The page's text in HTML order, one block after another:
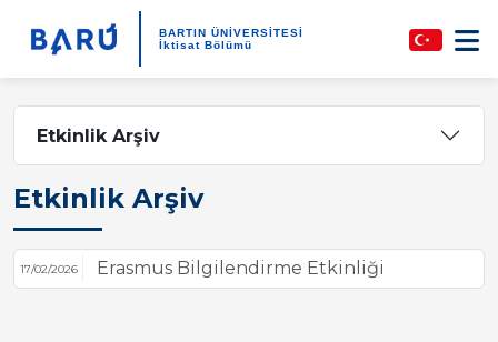
BARTIN ÜNİVERSİTESİ
İktisat Bölümü
Etkinlik Arşiv
Etkinlik Arşiv
17/02/2026 Erasmus Bilgilendirme Etkinliği